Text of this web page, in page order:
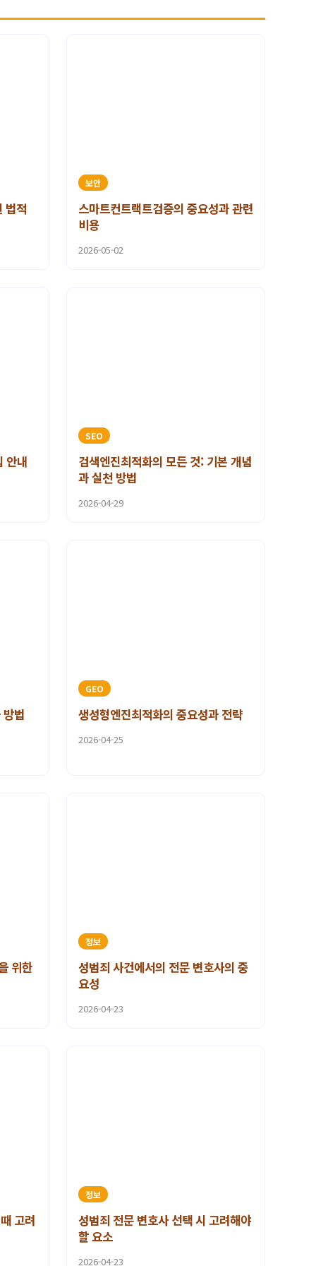
법적
보안
스마트컨트랙트검증의 중요성과 관련
비용
2026-05-02
안내
SEO
검색엔진최적화의 모든 것: 기본 개념
과 실천 방법
2026-04-29
법
GEO
생성형엔진최적화의 중요성과 전략
2026-04-25
위한
정보
성범죄 사건에서의 전문 변호사의 중
요성
2026-04-23
고려
정보
성범죄 전문 변호사 선택 시 고려해야
할 요소
2026-04-23